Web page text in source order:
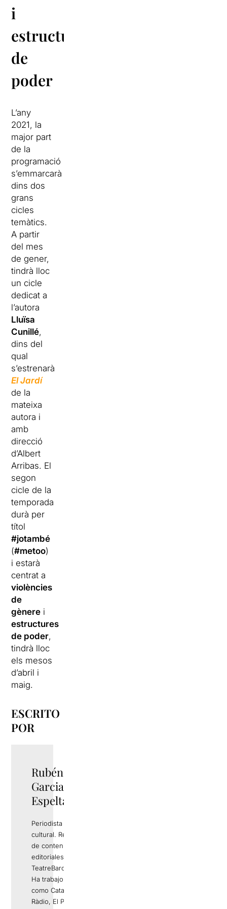
i
estructures
de
poder
L’any
2021, la
major part
de la
programació
s’emmarcarà
dins dos
grans
cicles
temàtics.
A partir
del mes
de gener,
tindrà lloc
un cicle
dedicat a
l’autora
Lluïsa
Cunillé,
dins del
qual
s’estrenarà
El Jardí
de la
mateixa
autora i
amb
direcció
d’Albert
Arribas. El
segon
cicle de la
temporada
durà per
títol
#jotambé
(#metoo)
i estarà
centrat a
violències
de
gènere i
estructures
de poder,
tindrà lloc
els mesos
d’abril i
maig.
ESCRITO
POR
Rubén
Garcia
Espelta
Periodista y gestor
cultural. Responsable
de contenidos
editoriales de
TeatreBarcelona.com.
Ha trabajo en medios
como Catalunya
Ràdio, El Periódico